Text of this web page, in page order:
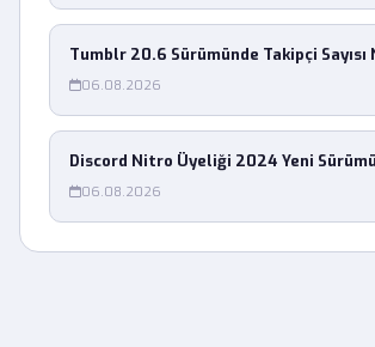
Tumblr 20.6 Sürümünde Takipçi Sayısı
06.08.2026
Discord Nitro Üyeliği 2024 Yeni
06.08.2026